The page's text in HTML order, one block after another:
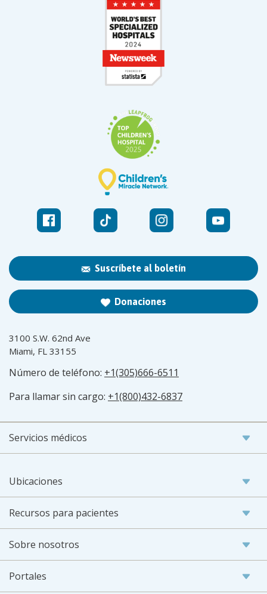
Suscríbete al boletín
Donaciones
3100 S.W. 62nd Ave
Miami, FL 33155
Número de teléfono: +1(305)666-6511
Para llamar sin cargo: +1(800)432-6837
Servicios médicos
Ubicaciones
Recursos para pacientes
Sobre nosotros
Portales